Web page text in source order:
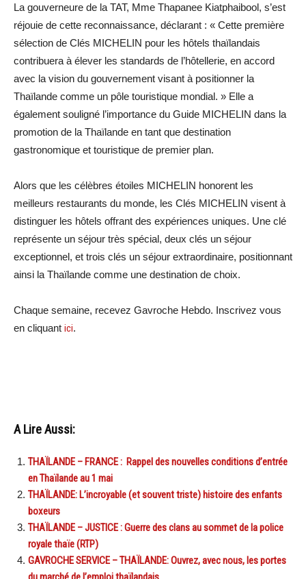
La gouverneure de la TAT, Mme Thapanee Kiatphaibool, s’est
réjouie de cette reconnaissance, déclarant : « Cette première
sélection de Clés MICHELIN pour les hôtels thaïlandais
contribuera à élever les standards de l’hôtellerie, en accord
avec la vision du gouvernement visant à positionner la
Thaïlande comme un pôle touristique mondial. » Elle a
également souligné l’importance du Guide MICHELIN dans la
promotion de la Thaïlande en tant que destination
gastronomique et touristique de premier plan.
Alors que les célèbres étoiles MICHELIN honorent les
meilleurs restaurants du monde, les Clés MICHELIN visent à
distinguer les hôtels offrant des expériences uniques. Une clé
représente un séjour très spécial, deux clés un séjour
exceptionnel, et trois clés un séjour extraordinaire, positionnant
ainsi la Thaïlande comme une destination de choix.
Chaque semaine, recevez Gavroche Hebdo. Inscrivez vous
en cliquant ici.
A Lire Aussi:
THAÏLANDE – FRANCE : Rappel des nouvelles conditions d’entrée
en Thaïlande au 1 mai
THAÏLANDE: L’incroyable (et souvent triste) histoire des enfants
boxeurs
THAÏLANDE – JUSTICE : Guerre des clans au sommet de la police
royale thaïe (RTP)
GAVROCHE SERVICE – THAÏLANDE: Ouvrez, avec nous, les portes